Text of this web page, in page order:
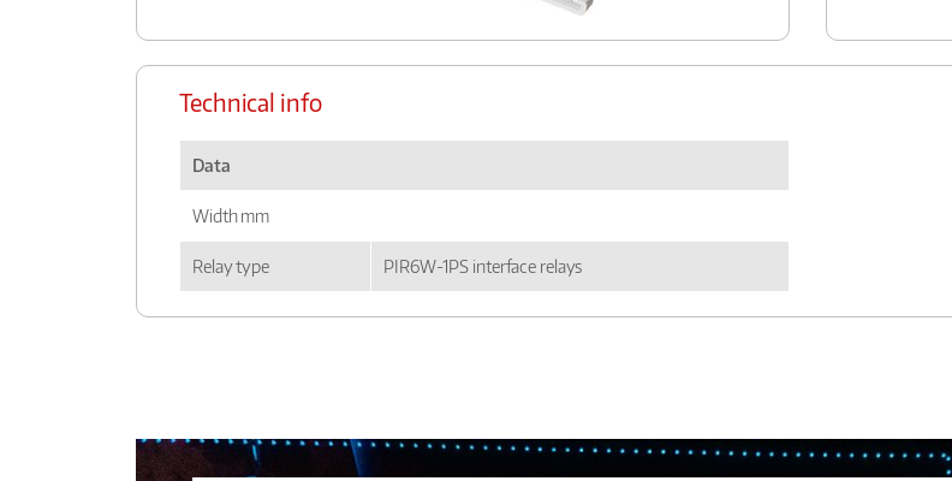
Technical info
Data
Width mm
Relay type PIR6W-1PS interface relays